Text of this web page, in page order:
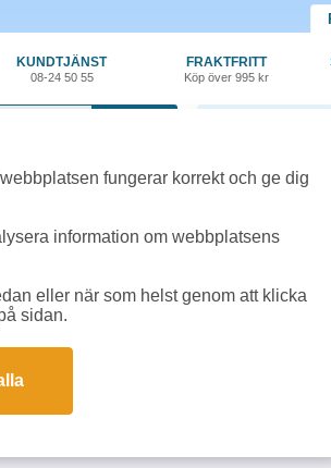
KUNDTJÄNST
08-24 50 55
FRAKTFRITT
Köp över 995 kr
häftning och är enkla att ta av och sätta på
för ert kontor hos SwedOffice.
fungerar korrekt och ge dig
information om webbplatsens
eller när som helst genom att klicka
sidan.